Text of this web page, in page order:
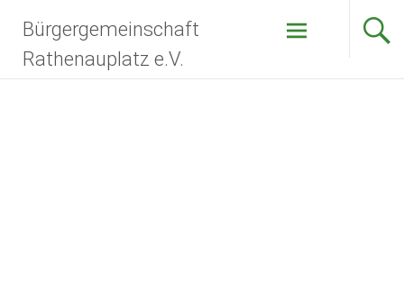
Inhalt
springen
Bürgergemeinschaft
Rathenauplatz e.V.